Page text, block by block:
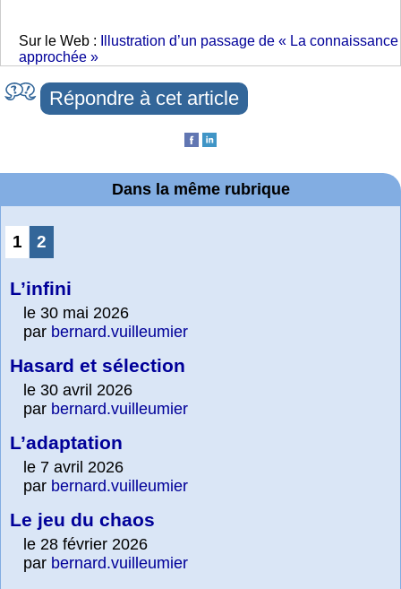
Sur le Web :
Illustration d’un passage de « La connaissance
approchée »
Répondre à cet article
Dans la même rubrique
1 2
L’infini
le 30 mai 2026
par bernard.vuilleumier
Hasard et sélection
le 30 avril 2026
par bernard.vuilleumier
L’adaptation
le 7 avril 2026
par bernard.vuilleumier
Le jeu du chaos
le 28 février 2026
par bernard.vuilleumier